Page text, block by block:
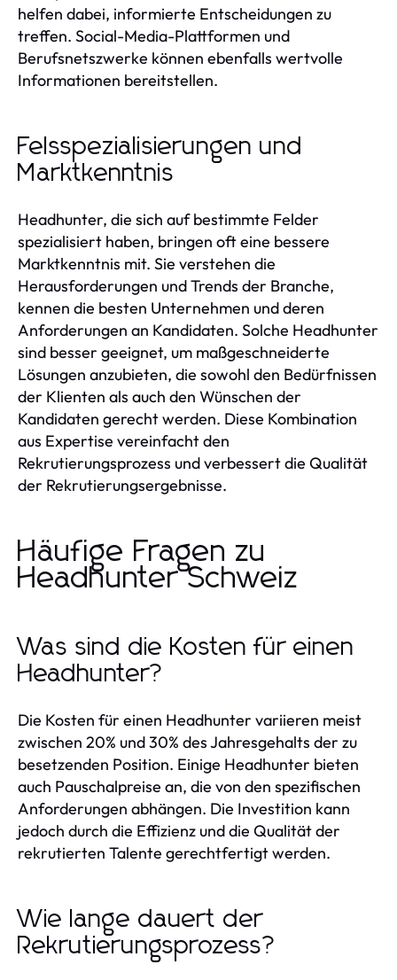
helfen dabei, informierte Entscheidungen zu
treffen. Social-Media-Plattformen und
Berufsnetszwerke können ebenfalls wertvolle
Informationen bereitstellen.
Felsspezialisierungen und
Marktkenntnis
Headhunter, die sich auf bestimmte Felder
spezialisiert haben, bringen oft eine bessere
Marktkenntnis mit. Sie verstehen die
Herausforderungen und Trends der Branche,
kennen die besten Unternehmen und deren
Anforderungen an Kandidaten. Solche Headhunter
sind besser geeignet, um maßgeschneiderte
Lösungen anzubieten, die sowohl den Bedürfnissen
der Klienten als auch den Wünschen der
Kandidaten gerecht werden. Diese Kombination
aus Expertise vereinfacht den
Rekrutierungsprozess und verbessert die Qualität
der Rekrutierungsergebnisse.
Häufige Fragen zu
Headhunter Schweiz
Was sind die Kosten für einen
Headhunter?
Die Kosten für einen Headhunter variieren meist
zwischen 20% und 30% des Jahresgehalts der zu
besetzenden Position. Einige Headhunter bieten
auch Pauschalpreise an, die von den spezifischen
Anforderungen abhängen. Die Investition kann
jedoch durch die Effizienz und die Qualität der
rekrutierten Talente gerechtfertigt werden.
Wie lange dauert der
Rekrutierungsprozess?